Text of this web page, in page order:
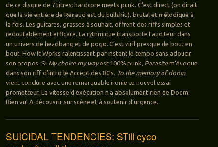
de ce disque de 7 titres: hardcore meets punk. C’est direct (on dirait
que la vie entière de Renaud est du bullshit!), brutal et mélodique à
la fois. Les guitares, grasses à souhait, offrent des riffs simples et
redoutablement efficace. La rythmique transporte l’auditeur dans
un univers de headbang et de pogo. C’est viril presque de bout en
bout. How It Works ralentissant par instant le tempo sans adoucir
son propos. Si My choice my wayest 100% punk, Parasitem’évoque
dans son riff d’intro le Accept des 80’s. To the memory of doom
vient conclure avec une remarquable ironie ce nouvel essai
prometteur. La vitesse d’exécution n’a absolument rien de Doom.
Bien vu! A découvrir sur scène et à soutenir d’urgence.
SUICIDAL TENDENCIES: STill cyco